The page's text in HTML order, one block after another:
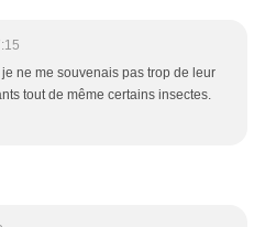
ne me souvenais pas trop de leur
tout de même certains insectes.